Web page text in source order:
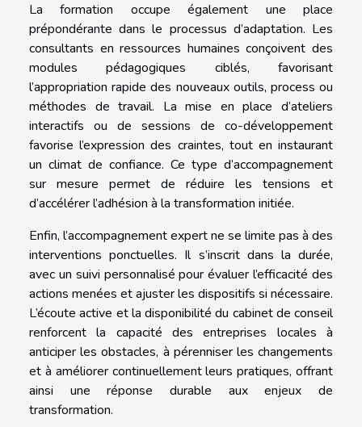
La formation occupe également une place
prépondérante dans le processus d’adaptation. Les
consultants en ressources humaines conçoivent des
modules pédagogiques ciblés, favorisant
l’appropriation rapide des nouveaux outils, process ou
méthodes de travail. La mise en place d’ateliers
interactifs ou de sessions de co-développement
favorise l’expression des craintes, tout en instaurant
un climat de confiance. Ce type d’accompagnement
sur mesure permet de réduire les tensions et
d’accélérer l’adhésion à la transformation initiée.
Enfin, l’accompagnement expert ne se limite pas à des
interventions ponctuelles. Il s’inscrit dans la durée,
avec un suivi personnalisé pour évaluer l’efficacité des
actions menées et ajuster les dispositifs si nécessaire.
L’écoute active et la disponibilité du cabinet de conseil
renforcent la capacité des entreprises locales à
anticiper les obstacles, à pérenniser les changements
et à améliorer continuellement leurs pratiques, offrant
ainsi une réponse durable aux enjeux de
transformation.